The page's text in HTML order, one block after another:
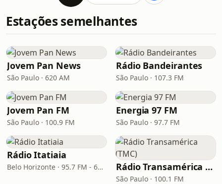
Estações semelhantes
Jovem Pan News
São Paulo · 620 AM
Rádio Bandeirantes
São Paulo · 107.3 FM
Jovem Pan FM
São Paulo · 100.9 FM
Energia 97 FM
São Paulo · 97.7 FM
Rádio Itatiaia
Belo Horizonte · 95.7 FM - 610 AM Rádio Transamérica (TMC)
São Paulo · 100.1 FM